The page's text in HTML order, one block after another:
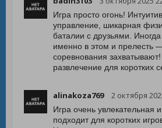
Игра просто огонь!
управление, шикарная
баталии с друзьями.
именно в этом и прелесть
соревнования
развлечение для коротких
alinakoza769 2 октября
Игра очень увлекательная
подходит для коротких